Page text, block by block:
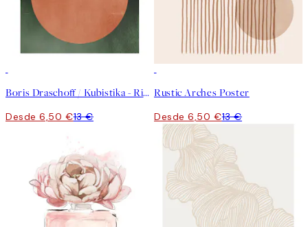
Boris Draschoff / Kubistika - Rising Poster
Desde 6,50 €13 €
Rustic Arches Poster
Desde 6,50 €13 €